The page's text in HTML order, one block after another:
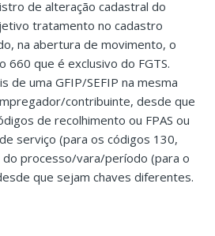
de alteração cadastral do
tratamento no cadastro
na abertura de movimento, o
660 que é exclusivo do FGTS.
de uma GFIP/SEFIP na mesma
contribuinte, desde que
de recolhimento ou FPAS ou
serviço (para os códigos 130,
processo/vara/período (para o
que sejam chaves diferentes.